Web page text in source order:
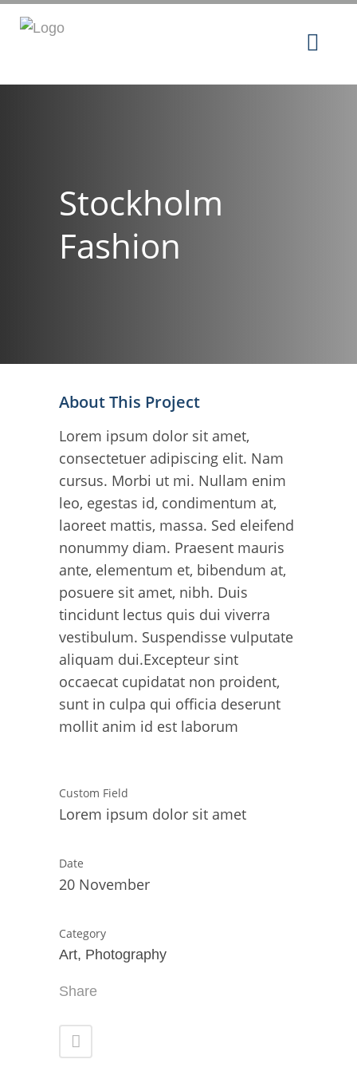
Stockholm
Fashion
About This Project
Lorem ipsum dolor sit amet,
consectetuer adipiscing elit. Nam
cursus. Morbi ut mi. Nullam enim
leo, egestas id, condimentum at,
laoreet mattis, massa. Sed eleifend
nonummy diam. Praesent mauris
ante, elementum et, bibendum at,
posuere sit amet, nibh. Duis
tincidunt lectus quis dui viverra
vestibulum. Suspendisse vulputate
aliquam dui.Excepteur sint
occaecat cupidatat non proident,
sunt in culpa qui officia deserunt
mollit anim id est laborum
Custom Field
Lorem ipsum dolor sit amet
Date
20 November
Category
Art, Photography
Share